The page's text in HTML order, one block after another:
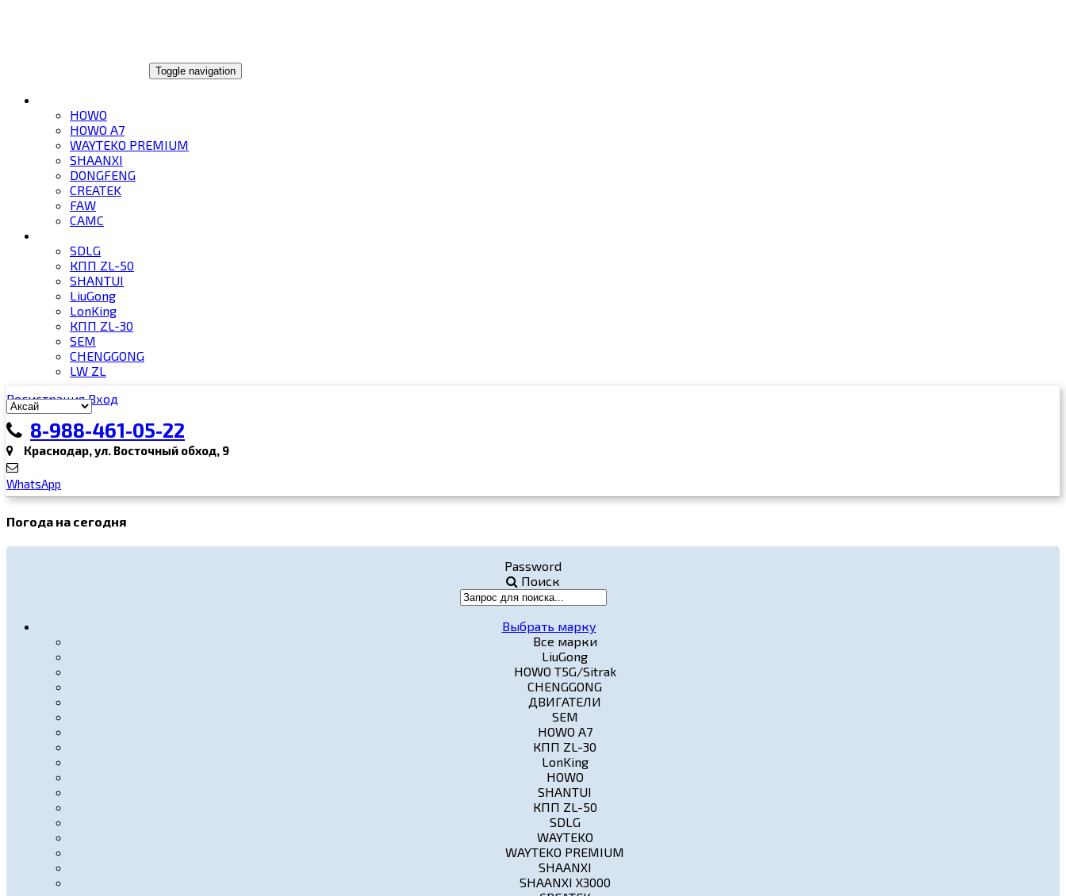
Toggle navigation
HOWO
HOWO A7
WAYTEKO PREMIUM
SHAANXI
DONGFENG
CREATEK
FAW
CAMC
SDLG
КПП ZL-50
SHANTUI
LiuGong
LonKing
КПП ZL-30
SEM
CHENGGONG
LW ZL
Регистрация Вход
8-988-461-05-22
Краснодар, ул. Восточный обход, 9
WhatsApp
Погода на сегодня
Password
Поиск
Выбрать марку
Все марки
LiuGong
HOWO T5G/Sitrak
CHENGGONG
ДВИГАТЕЛИ
SEM
HOWO A7
КПП ZL-30
LonKing
HOWO
SHANTUI
КПП ZL-50
SDLG
WAYTEKO
WAYTEKO PREMIUM
SHAANXI
SHAANXI X3000